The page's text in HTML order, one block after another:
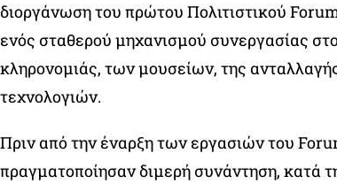
διοργάνωση του πρώτου Πολιτιστικού
ενός σταθερού μηχανισμού συνεργασίας
κληρονομιάς, των μουσείων, της
τεχνολογιών.
Πριν από την έναρξη των εργασιών του
πραγματοποίησαν διμερή συνάντηση, κατά